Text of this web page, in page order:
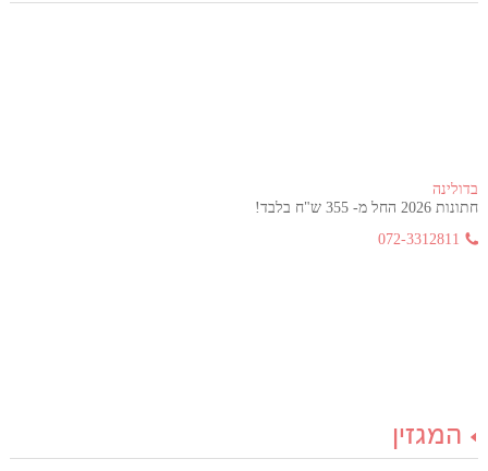
בדולינה
חתונות 2026 החל מ- 355 ש"ח בלבד!
072-3312811
המגזין